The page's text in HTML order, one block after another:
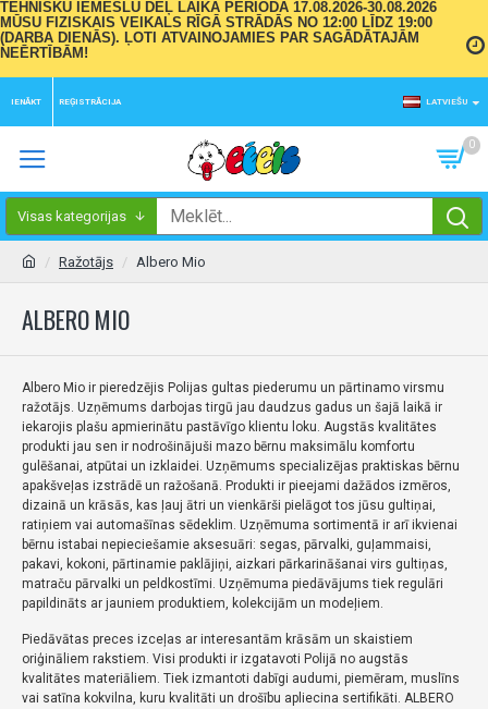
TEHNISKU IEMESLU DĒĻ LAIKA PERIODĀ 17.08.2026-30.08.2026
MŪSU FIZISKAIS VEIKALS RĪGĀ STRĀDĀS NO 12:00 LĪDZ 19:00
(DARBA DIENĀS). ĻOTI ATVAINOJAMIES PAR SAGĀDĀTAJĀM
NEĒRTĪBĀM!
IENĀKT REĢISTRĀCIJA LATVIEŠU
0
Visas kategorijas
Ražotājs Albero Mio
ALBERO MIO
Albero Mio ir pieredzējis Polijas gultas piederumu un pārtinamo virsmu
ražotājs. Uzņēmums darbojas tirgū jau daudzus gadus un šajā laikā ir
iekarojis plašu apmierinātu pastāvīgo klientu loku. Augstās kvalitātes
produkti jau sen ir nodrošinājuši mazo bērnu maksimālu komfortu
gulēšanai, atpūtai un izklaidei. Uzņēmums specializējas praktiskas bērnu
apakšveļas izstrādē un ražošanā. Produkti ir pieejami dažādos izmēros,
dizainā un krāsās, kas ļauj ātri un vienkārši pielāgot tos jūsu gultiņai,
ratiņiem vai automašīnas sēdeklim. Uzņēmuma sortimentā ir arī ikvienai
bērnu istabai nepieciešamie aksesuāri: segas, pārvalki, guļammaisi,
pakavi, kokoni, pārtinamie paklājiņi, aizkari pārkarināšanai virs gultiņas,
matraču pārvalki un peldkostīmi. Uzņēmuma piedāvājums tiek regulāri
papildināts ar jauniem produktiem, kolekcijām un modeļiem.
Piedāvātas preces izceļas ar interesantām krāsām un skaistiem
oriģināliem rakstiem. Visi produkti ir izgatavoti Polijā no augstās
kvalitātes materiāliem. Tiek izmantoti dabīgi audumi, piemēram, muslīns
vai satīna kokvilna, kuru kvalitāti un drošību apliecina sertifikāti. ALBERO